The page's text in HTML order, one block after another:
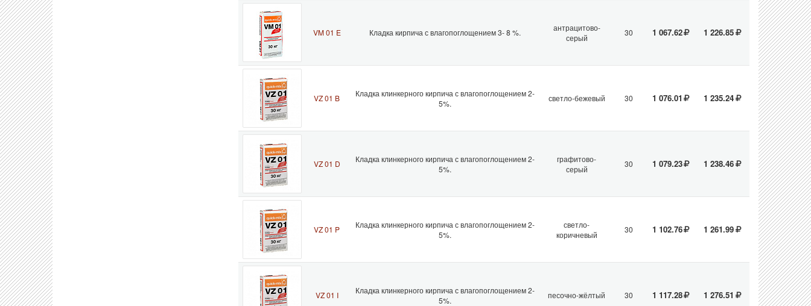
VM 01 E Кладка кирпича с влагопоглощением 3- 8 %.
антрацитово-
серый
30 1 067.62 1 226.85
VZ 01 B
Кладка клинкерного кирпича с влагопоглощением 2-
5%.
светло-бежевый 30 1 076.01 1 235.24
VZ 01 D
Кладка клинкерного кирпича с влагопоглощением 2-
5%.
графитово-
серый
30 1 079.23 1 238.46
VZ 01 P
Кладка клинкерного кирпича с влагопоглощением 2-
5%.
светло-
коричневый
30 1 102.76 1 261.99
VZ 01 I
Кладка клинкерного кирпича с влагопоглощением 2-
5%.
песочно-жёлтый 30 1 117.28 1 276.51